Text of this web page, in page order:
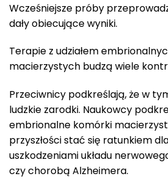
Wcześniejsze próby
dały obiecujące wyniki.
Terapie z udziałem
macierzystych budzą wiele
Przeciwnicy podkreślają, że w
ludzkie zarodki. Naukowcy
embrionalne komórki
przyszłości stać się ratunkiem
uszkodzeniami układu
czy chorobą Alzheimera.